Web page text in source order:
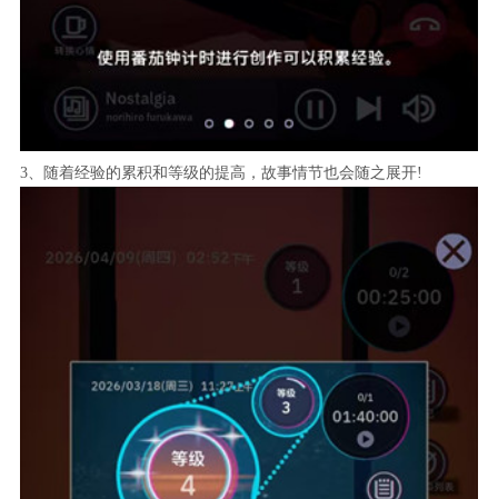
3、随着经验的累积和等级的提高，故事情节也会随之展开!